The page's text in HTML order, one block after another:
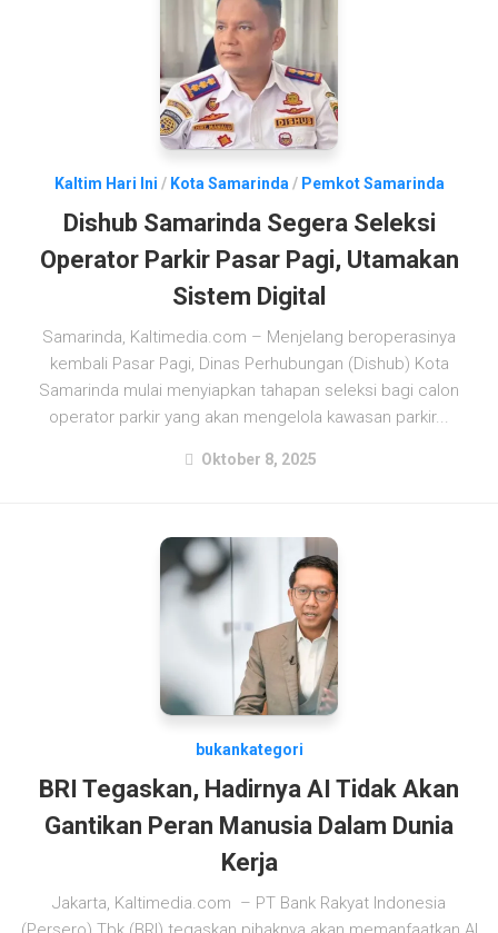
Kaltim Hari Ini / Kota Samarinda / Pemkot Samarinda
Dishub Samarinda Segera Seleksi
Operator Parkir Pasar Pagi, Utamakan
Sistem Digital
Samarinda, Kaltimedia.com – Menjelang beroperasinya
kembali Pasar Pagi, Dinas Perhubungan (Dishub) Kota
Samarinda mulai menyiapkan tahapan seleksi bagi calon
operator parkir yang akan mengelola kawasan parkir...
Oktober 8, 2025
bukankategori
BRI Tegaskan, Hadirnya AI Tidak Akan
Gantikan Peran Manusia Dalam Dunia
Kerja
Jakarta, Kaltimedia.com – PT Bank Rakyat Indonesia